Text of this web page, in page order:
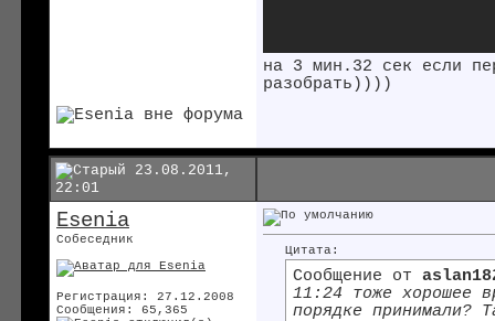
на 3 мин.32 сек если
разобрать))))
23.08.2011,
22:01
Esenia
Собеседник
Регистрация: 27.12.2008
Сообщения: 65,365
Цитата:
Сообщение от
11:24 тоже хорошее
порядке принимали?